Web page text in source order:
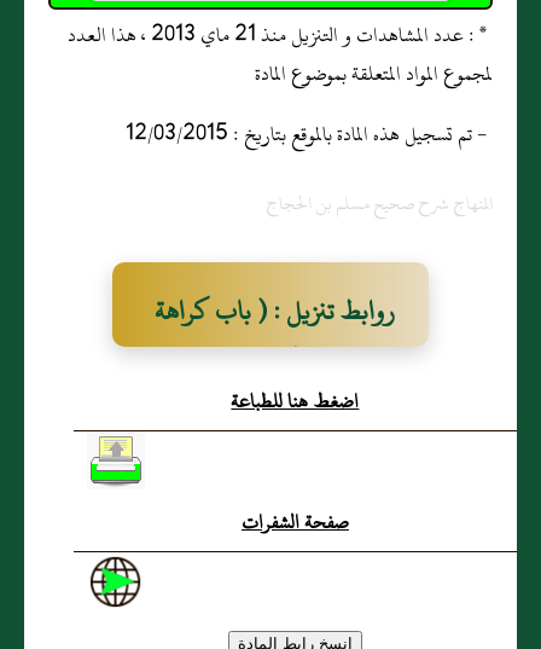
* : عدد المشاهدات و التنزيل منذ 21 ماي 2013 ، هذا العدد
لمجموع المواد المتعلقة بموضوع المادة
- تم تسجيل هذه المادة بالموقع بتاريخ : 12/03/2015
المنهاج شرح صحيح مسلم بن الحجاج
روابط تنزيل : ( باب كراهة
افراد يوم الجمعة بصوم لا
يوافق عادته )
اضغط هنا للطباعة
صفحة الشفرات